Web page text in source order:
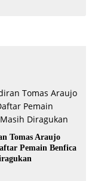
Tomas Araujo
Pemain Benfica